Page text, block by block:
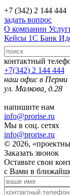
+7 (342) 2 144 444
задать вопрос
О компании
Кейсы 1С Банк
контактный
+7(342) 2 144 444
наш офис в Перми
ул. Малкова, д.28
напишите нам
info@prorise.ru
Мы в соц. сетях
info@prorise.ru
© 2026,
Заказать звонок
Оставьте свои
с Вами в